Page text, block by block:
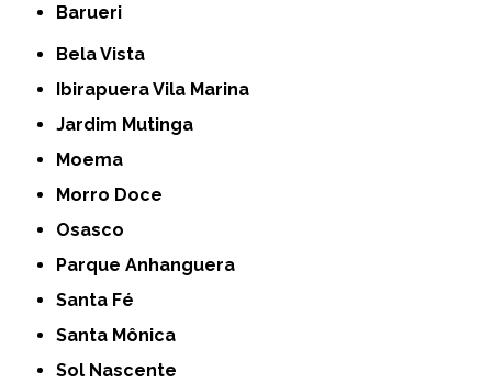
Barueri
Bela Vista
Ibirapuera Vila Marina
Jardim Mutinga
Moema
Morro Doce
Osasco
Parque Anhanguera
Santa Fé
Santa Mônica
Sol Nascente